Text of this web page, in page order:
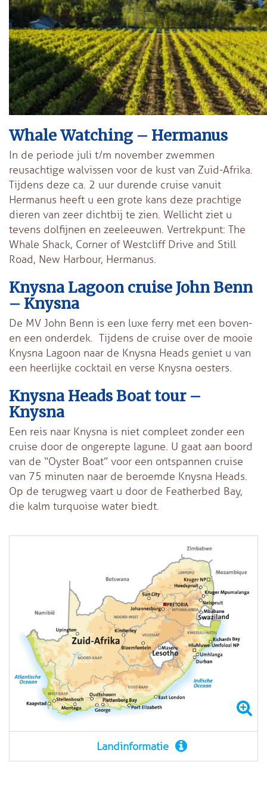
Whale Watching – Hermanus
In de periode juli t/m november zwemmen
reusachtige walvissen voor de kust van Zuid-Afrika.
Tijdens deze ca. 2 uur durende cruise vanuit
Hermanus heeft u een grote kans deze prachtige
dieren van zeer dichtbij te zien. Wellicht ziet u
tevens dolfijnen en zeeleeuwen. Vertrekpunt: The
Whale Shack, Corner of Westcliff Drive and Still
Road, New Harbour, Hermanus.
Knysna Lagoon cruise John Benn
– Knysna
De MV John Benn is een luxe ferry met een boven-
en een onderdek. Tijdens de cruise over de mooie
Knysna Lagoon naar de Knysna Heads geniet u van
een heerlijke cocktail en verse Knysna oesters.
Knysna Heads Boat tour –
Knysna
Een reis naar Knysna is niet compleet zonder een
cruise door de ongerepte lagune. U gaat aan boord
van de “Oyster Boat” voor een ontspannen cruise
van 75 minuten naar de beroemde Knysna Heads.
Op de terugweg vaart u door de Featherbed Bay,
die kalm turquoise water biedt.
Landinformatie